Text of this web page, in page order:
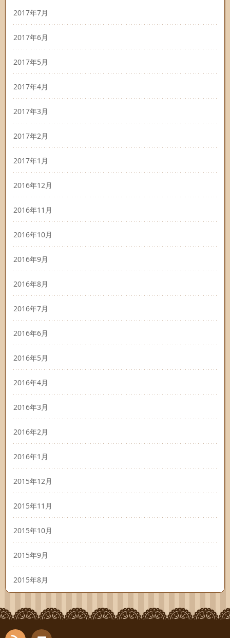
2017年7月
2017年6月
2017年5月
2017年4月
2017年3月
2017年2月
2017年1月
2016年12月
2016年11月
2016年10月
2016年9月
2016年8月
2016年7月
2016年6月
2016年5月
2016年4月
2016年3月
2016年2月
2016年1月
2015年12月
2015年11月
2015年10月
2015年9月
2015年8月